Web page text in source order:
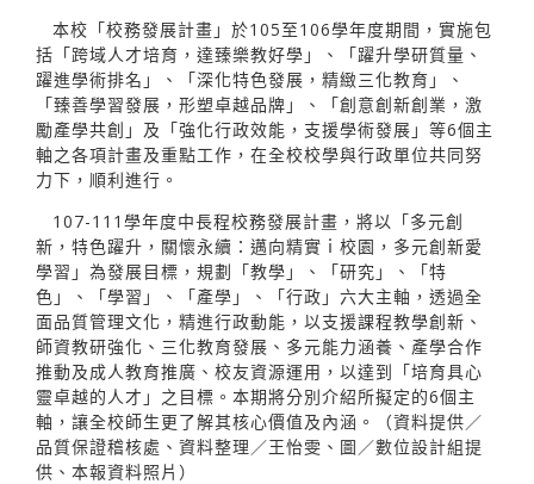
本校「校務發展計畫」於105至106學年度期間，實施包
括「跨域人才培育，達臻樂教好學」、「躍升學研質量、
躍進學術排名」、「深化特色發展，精緻三化教育」、
「臻善學習發展，形塑卓越品牌」、「創意創新創業，激
勵產學共創」及「強化行政效能，支援學術發展」等6個主
軸之各項計畫及重點工作，在全校校學與行政單位共同努
力下，順利進行。
107-111學年度中長程校務發展計畫，將以「多元創
新，特色躍升，關懷永續：邁向精實ｉ校園，多元創新愛
學習」為發展目標，規劃「教學」、「研究」、「特
色」、「學習」、「產學」、「行政」六大主軸，透過全
面品質管理文化，精進行政動能，以支援課程教學創新、
師資教研強化、三化教育發展、多元能力涵養、產學合作
推動及成人教育推廣、校友資源運用，以達到「培育具心
靈卓越的人才」之目標。本期將分別介紹所擬定的6個主
軸，讓全校師生更了解其核心價值及內涵。（資料提供／
品質保證稽核處、資料整理／王怡雯、圖／數位設計組提
供、本報資料照片）